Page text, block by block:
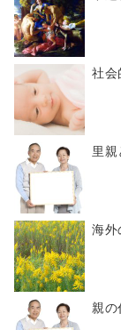
社会
里
海外
親の